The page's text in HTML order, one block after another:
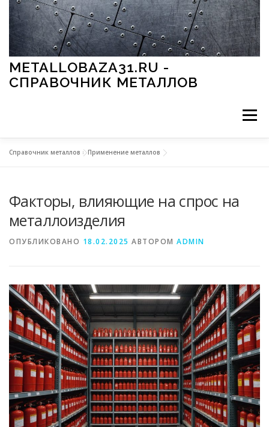
Перейти к содержимому
METALLOBAZA31.RU -
СПРАВОЧНИК МЕТАЛЛОВ
Меню
МЕТАЛЛЫ И ОКРУЖАЮЩАЯ СРЕДА
СВОЙСТВА МЕТАЛЛОВ СОРТА МЕТАЛЛОВ
СТАТЬИ
Справочник металлов »Применение металлов
Факторы, влияющие на спрос на
металлоизделия
ОПУБЛИКОВАНО 18.02.2025 АВТОРОМ ADMIN